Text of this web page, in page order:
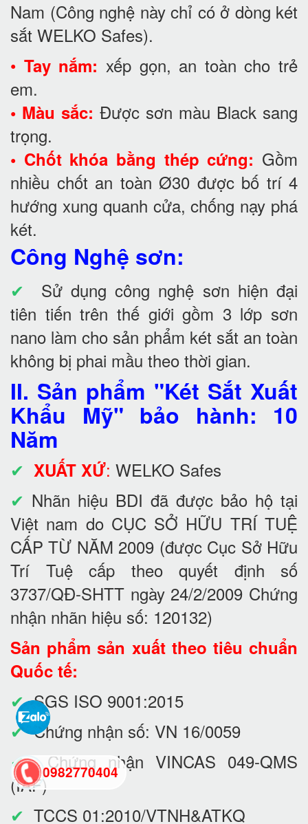
Nam (Công nghệ này chỉ có ở dòng két
sắt WELKO Safes).
• Tay nắm: xếp gọn, an toàn cho trẻ
em.
• Màu sắc: Được sơn màu Black sang
trọng.
• Chốt khóa bằng thép cứng: Gồm
nhiều chốt an toàn Ø30 được bố trí 4
hướng xung quanh cửa, chống nạy phá
két.
Công Nghệ sơn:
✔ Sử dụng công nghệ sơn hiện đại
tiên tiến trên thế giới gồm 3 lớp sơn
nano làm cho sản phẩm két sắt an toàn
không bị phai mầu theo thời gian.
II. Sản phẩm "Két Sắt Xuất
Khẩu Mỹ" bảo hành: 10
Năm
✔ XUẤT XỨ: WELKO Safes
✔ Nhãn hiệu BDI đã được bảo hộ tại
Việt nam do CỤC SỞ HỮU TRÍ TUỆ
CẤP TỪ NĂM 2009 (được Cục Sở Hữu
Trí Tuệ cấp theo quyết định số
3737/QĐ-SHTT ngày 24/2/2009 Chứng
nhận nhãn hiệu số: 120132)
Sản phẩm sản xuất theo tiêu chuẩn
Quốc tế:
✔SGS ISO 9001:2015
✔Chứng nhận số: VN 16/0059
✔Chứng nhận VINCAS 049-QMS
(IAF)
✔ TCCS 01:2010/VTNH&ATKQ
0982770404